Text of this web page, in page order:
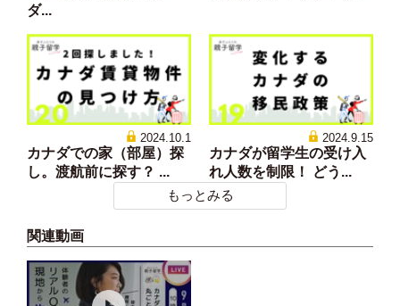
ダ...
2024.10.1
カナダでの家（部屋）探
し。渡航前に探す？ ...
2024.9.15
カナダが留学生の受け入
れ人数を制限！ どう...
もっとみる
関連動画